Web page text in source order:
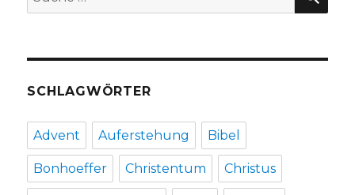
nach:
SCHLAGWÖRTER
Advent Auferstehung Bibel
Bonhoeffer Christentum Christus